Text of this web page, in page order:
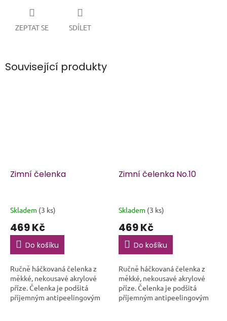
ZEPTAT SE SDÍLET
Související produkty
Zimní čelenka
Skladem (3 ks)
469 Kč
Do košíku
Ručně háčkovaná čelenka z
měkké, nekousavé akrylové
příze. Čelenka je podšitá
příjemným antipeelingovým
Zimní čelenka No.10
Skladem (3 ks)
469 Kč
Do košíku
Ručně háčkovaná čelenka z
měkké, nekousavé akrylové
příze. Čelenka je podšitá
příjemným antipeelingovým